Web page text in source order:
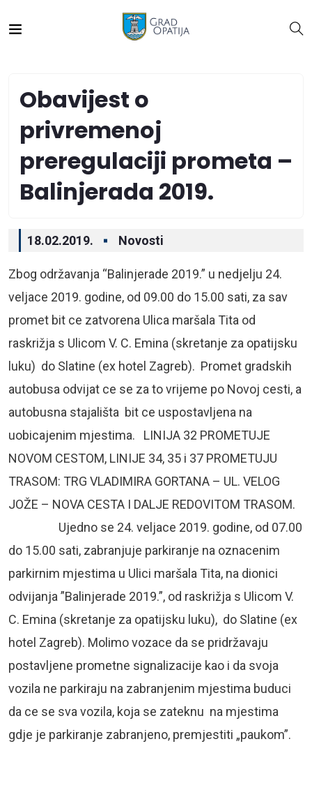
Obavijest o
privremenoj
preregulaciji prometa –
Balinjerada 2019.
18.02.2019. Novosti
Zbog održavanja “Balinjerade 2019.” u nedjelju 24.
veljace 2019. godine, od 09.00 do 15.00 sati, za sav
promet bit ce zatvorena Ulica maršala Tita od
raskrižja s Ulicom V. C. Emina (skretanje za opatijsku
luku) do Slatine (ex hotel Zagreb). Promet gradskih
autobusa odvijat ce se za to vrijeme po Novoj cesti, a
autobusna stajališta bit ce uspostavljena na
uobicajenim mjestima. LINIJA 32 PROMETUJE
NOVOM CESTOM, LINIJE 34, 35 i 37 PROMETUJU
TRASOM: TRG VLADIMIRA GORTANA – UL. VELOG
JOŽE – NOVA CESTA I DALJE REDOVITOM TRASOM.
Ujedno se 24. veljace 2019. godine, od 07.00
do 15.00 sati, zabranjuje parkiranje na oznacenim
parkirnim mjestima u Ulici maršala Tita, na dionici
odvijanja ”Balinjerade 2019.”, od raskrižja s Ulicom V.
C. Emina (skretanje za opatijsku luku), do Slatine (ex
hotel Zagreb). Molimo vozace da se pridržavaju
postavljene prometne signalizacije kao i da svoja
vozila ne parkiraju na zabranjenim mjestima buduci
da ce se sva vozila, koja se zateknu na mjestima
gdje je parkiranje zabranjeno, premjestiti „paukom”.